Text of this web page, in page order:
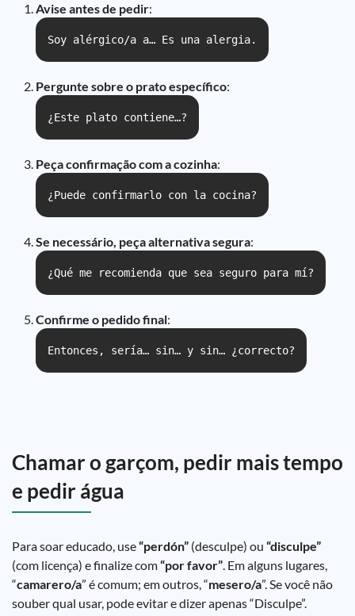
Avise antes de pedir:
Soy alérgico/a a… Es una alergia.
Pergunte sobre o prato específico:
¿Este plato contiene…?
Peça confirmação com a cozinha:
¿Puede confirmarlo con la cocina?
Se necessário, peça alternativa segura:
¿Qué me recomienda que sea seguro para mí?
Confirme o pedido final:
Entonces, sería… sin… y sin… ¿correcto?
Chamar o garçom, pedir mais tempo
e pedir água
Para soar educado, use“perdón” (desculpe) ou “disculpe”
(com licença) e finalize com“por favor”. Em alguns lugares,
“camarero/a” é comum; em outros, “mesero/a”. Se você não
souber qual usar, pode evitar e dizer apenas “Disculpe”.